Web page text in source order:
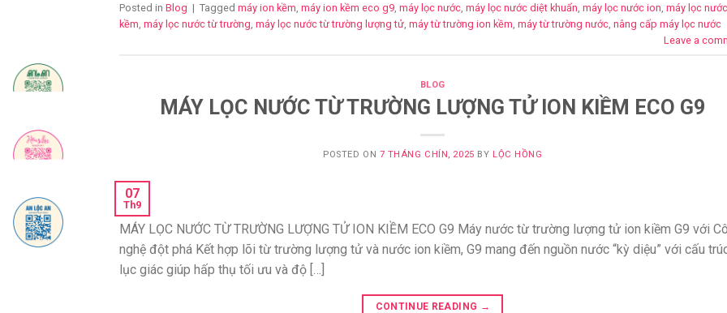
Posted in Blog | Tagged máy ion kềm máy ion kềm eco g9 máy lọc nước máy lọc nước diệt khuẩn máy lọc nước ion máy lọc
kềm máy lọc nước từ trường máy lọc nước từ trường lượng tử máy từ trường ion kềm máy từ trường nước nâng cấp máy lọc nước
Leave a
BLOG
MÁY LỌC NƯỚC TỪ TRƯỜNG LƯỢNG TỬ ION KIỀM ECO G9
POSTED ON 7 THÁNG CHÍN, 2025 BY LỘC HỒNG
07
Th9
MÁY LỌC NƯỚC TỪ TRƯỜNG LƯỢNG TỬ ION KIỀM ECO G9 Máy nước từ trường lượng tử ion kiềm G9 với
nghệ đột phá Kết hợp lõi từ trường lượng tử và nước ion kiềm, G9 mang đến nguồn nước “kỳ diệu” với cấu
lục giác giúp hấp thụ tối ưu và độ […]
CONTINUE READING →